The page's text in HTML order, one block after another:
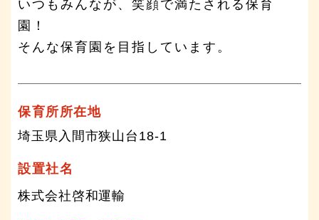
いつもみんなが、笑顔で満たされる保育
園！
そんな保育園を目指しています。
保育所所在地
埼玉県入間市狭山台18-1
設置社名
株式会社啓和運輸